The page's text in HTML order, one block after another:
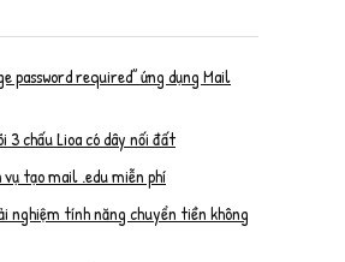
password required” ứng dụng Mail
3 chấu Lioa có dây nối đất
tạo mail .edu miễn phí
nghiệm tính năng chuyển tiền không